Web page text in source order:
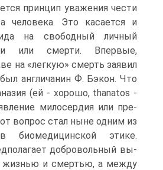
принцип уважения чести
человека. Это касается и
на свободный личный
или смер­ти. Впервые,
на «легкую» смерть заявил
англичанин Ф. Бэкон. Что
(ей - хорошо, thanatos -
милосердия или пре­
вопрос стал ныне одним из
био­медицинской этике.
добровольный вы­
и смертью, а между